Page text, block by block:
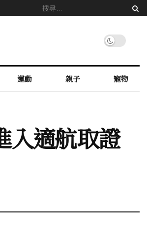
運動 親子 寵物
入適航取證